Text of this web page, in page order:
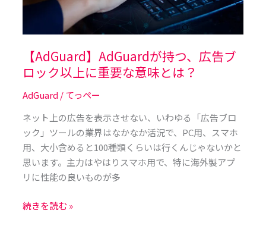
た。
【AdGuard】AdGuardが持つ、広告ブ
ロック以上に重要な意味とは？
AdGuard/てっペー
ネット上の広告を表示させない、いわゆる「広告ブロ
ック」ツールの業界はなかなか活況で、PC用、スマホ
用、大小含めると100種類くらいは行くんじゃないかと
思います。主力はやはりスマホ用で、特に海外製アプ
リに性能の良いものが多
ブ
ッ
ク
以
上
に
要
な
意
味
と
は？
続きを読む »